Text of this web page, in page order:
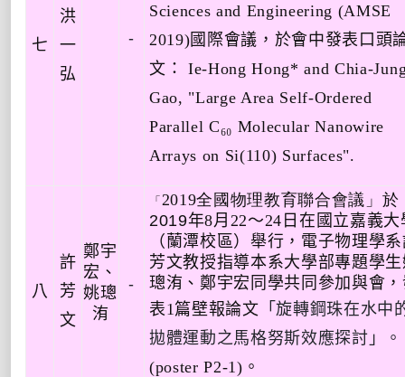
七
洪
一
弘
-
Sciences and Engineering (AMSE
2019)國際會議，於會中發表口頭
文：
Ie-Hong Hong* and Chia-
Gao, "Large Area Self-Ordered
Parallel C₆₀ Molecular Nanowire
Arrays on Si(110) Surfaces".
八
許
芳
文
鄭宇
宏 、
姚璁
洧
-
「 2019全國物理教育聯合會議」於
2019年8月 22～24 日在國立嘉義大
（蘭潭校區）舉行，電子物理學
芳文教授指導本系大學部專題學
璁洧、鄭宇宏同學共同參加與會
表1 篇壁報論文 「旋轉鋼珠在水中
拋體運動之馬格努斯效應探討 」。
(poster P2-1) 。